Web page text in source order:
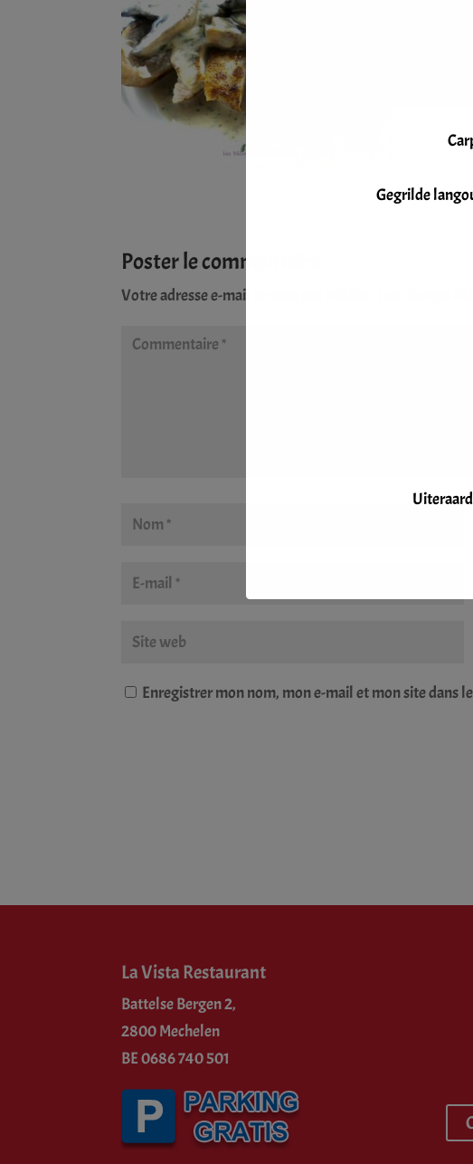
Poster le commentaire
Votre adresse e-mail ne sera pas publiée. Les champs
Enregistrer mon nom, mon e-mail et mon site dans
La Vista Restaurant
Battelse Bergen 2,
2800 Mechelen
BE 0686 740 501
Gegrilde